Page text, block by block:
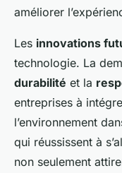
améliorer
Les innovations
technologie. La
durabilité et la
entreprises à
l’environnement
qui réussissent à
non seulement